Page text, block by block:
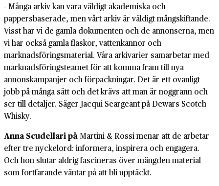
- Många arkiv kan vara väldigt akademiska och
pappersbaserade, men vårt arkiv är väldigt mångskiftande.
Visst har vi de gamla dokumenten och de annonserna, men
vi har också gamla flaskor, vattenkannor och
marknadsföringsmaterial. Våra arkivarier samarbetar med
marknadsföringsteamet för att komma fram till nya
annonskampanjer och förpackningar. Det är ett ovanligt
jobb på många sätt och det krävs att man är noggrann och
ser till detaljer. Säger Jacqui Seargeant på Dewars Scotch
Whisky.
Anna Scudellari påMartini & Rossi menar att de arbetar
efter tre nyckelord: informera, inspirera och engagera.
Och hon slutar aldrig fascineras över mängden material
som fortfarande väntar på att bli upptäckt.